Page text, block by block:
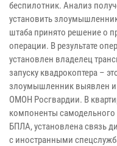
беспилотник. Анализ
установить
штаба принято решение о
операции. В результате
установлен владелец
запуску квадрокоптера –
злоумышленник выявлен
ОМОН Росгвардии. В
компоненты самодельного
БПЛА, установлена связь
с иностранными